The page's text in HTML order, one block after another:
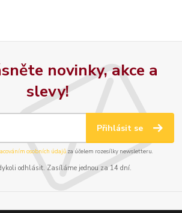
novinky, akce a
slevy!
Přihlásit se
osobních údajůza účelem rozesílky newsletteru.
odhlásit. Zasíláme jednou za 14 dní.